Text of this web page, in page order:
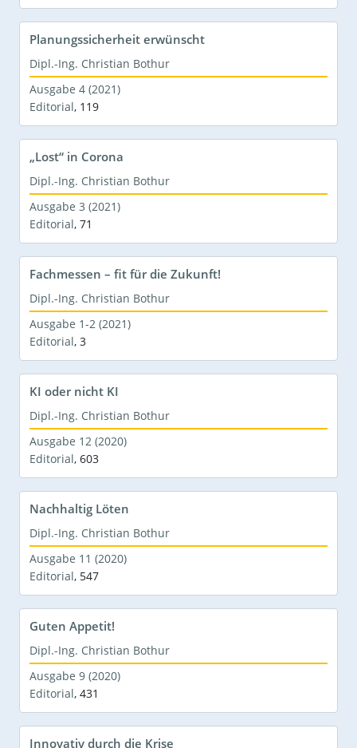
Planungssicherheit erwünscht
Dipl.-Ing. Christian Bothur
Ausgabe 4 (2021)
Editorial, 119
„Lost“ in Corona
Dipl.-Ing. Christian Bothur
Ausgabe 3 (2021)
Editorial, 71
Fachmessen – fit für die Zukunft!
Dipl.-Ing. Christian Bothur
Ausgabe 1-2 (2021)
Editorial, 3
KI oder nicht KI
Dipl.-Ing. Christian Bothur
Ausgabe 12 (2020)
Editorial, 603
Nachhaltig Löten
Dipl.-Ing. Christian Bothur
Ausgabe 11 (2020)
Editorial, 547
Guten Appetit!
Dipl.-Ing. Christian Bothur
Ausgabe 9 (2020)
Editorial, 431
Innovativ durch die Krise